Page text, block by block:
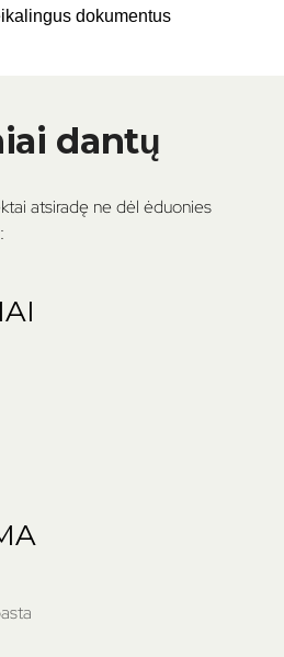
dokumentus
dantų
atsiradę ne dėl ėduonies